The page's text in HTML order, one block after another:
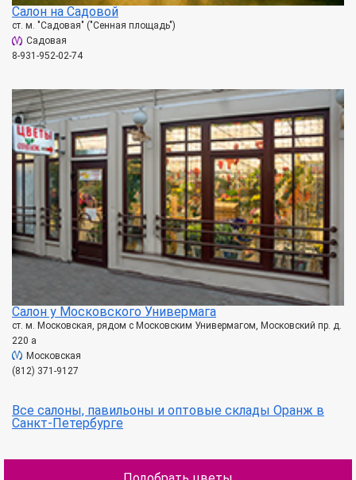
Салон на Садовой
ст. м. "Садовая" ("Сенная площадь")
Садовая
8-931-952-02-74
Салон у Московского Универмага
ст. м. Московская, рядом с Московским Универмагом, Московский пр. д.
220 а
Московская
(812) 371-9127
Все салоны, павильоны и оптовые склады Оранж в
Санкт-Петербурге